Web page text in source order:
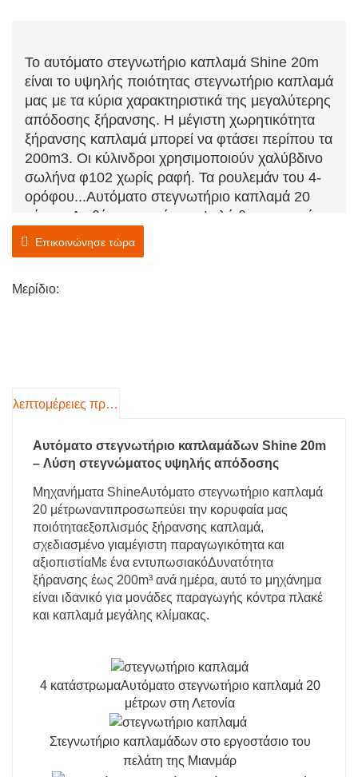
Το αυτόματο στεγνωτήριο καπλαμά Shine 20m
είναι το υψηλής ποιότητας στεγνωτήριο καπλαμά
μας με τα κύρια χαρακτηριστικά της μεγαλύτερης
απόδοσης ξήρανσης. Η μέγιστη χωρητικότητα
ξήρανσης καπλαμά μπορεί να φτάσει περίπου τα
200m3. Οι κύλινδροι χρησιμοποιούν χαλύβδινο
σωλήνα φ102 χωρίς ραφή. Τα ρουλεμάν του 4-
ορόφου...Αυτόματο στεγνωτήριο καπλαμά 20
μέτρων
Διαθέτει αντοχή σε υψηλή θερμοκρασία
500 βαθμών Κελσίου και αντοχή σε χαμηλή
θερμοκρασία -20 βαθμών Κελσίου, η οποία δεν
συντήρηση κατά την καθημερινή λειτουργία.
Επικοινώνησε τώρα
Μερίδιο:
λεπτομέρειες προιόντος
Αυτόματο στεγνωτήριο καπλαμάδων Shine 20m
– Λύση στεγνώματος υψηλής απόδοσης
Μηχανήματα ShineΑυτόματο στεγνωτήριο καπλαμά
20 μέτρωναντιπροσωπεύει την κορυφαία μας
ποιότηταεξοπλισμός ξήρανσης καπλαμά,
σχεδιασμένο γιαμέγιστη παραγωγικότητα και
αξιοπιστίαΜε ένα εντυπωσιακόΔυνατότητα
ξήρανσης έως 200m³ ανά ημέρα, αυτό το μηχάνημα
είναι ιδανικό για μονάδες παραγωγής κόντρα πλακέ
και καπλαμά μεγάλης κλίμακας.
4 κατάστρωμαΑυτόματο στεγνωτήριο καπλαμά 20
μέτρων στη Λετονία
Στεγνωτήριο καπλαμάδων στο εργοστάσιο του
πελάτη της Μιανμάρ